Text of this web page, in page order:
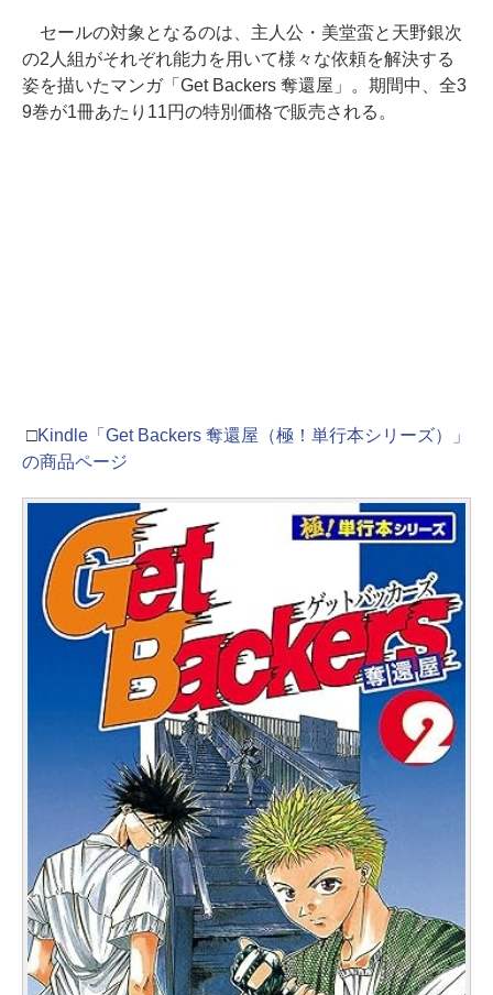
セールの対象となるのは、主人公・美堂蛮と天野銀次
の2人組がそれぞれ能力を用いて様々な依頼を解決する
姿を描いたマンガ「Get Backers 奪還屋」。期間中、全3
9巻が1冊あたり11円の特別価格で販売される。
□Kindle「Get Backers 奪還屋（極！単行本シリーズ）」
の商品ページ